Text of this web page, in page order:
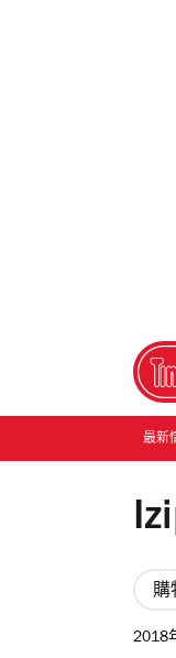
最新
購
2018